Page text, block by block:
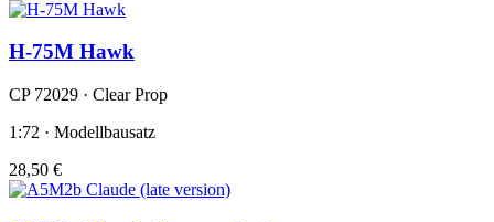
H-75M Hawk
CP 72029 · Clear Prop
1:72 · Modellbausatz
28,50 €